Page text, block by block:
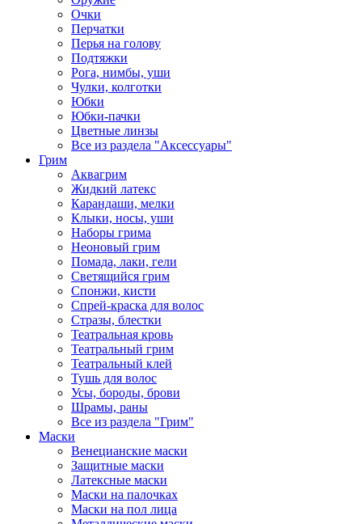
Очки
Перчатки
Перья на голову
Подтяжки
Рога, нимбы, уши
Чулки, колготки
Юбки
Юбки-пачки
Цветные линзы
Все из раздела "Аксессуары"
Грим
Аквагрим
Жидкий латекс
Карандаши, мелки
Клыки, носы, уши
Наборы грима
Неоновый грим
Помада, лаки, гели
Светящийся грим
Спонжи, кисти
Спрей-краска для волос
Стразы, блестки
Театральная кровь
Театральный грим
Театральный клей
Тушь для волос
Усы, бороды, брови
Шрамы, раны
Все из раздела "Грим"
Маски
Венецианские маски
Защитные маски
Латексные маски
Маски на палочках
Маски на пол лица